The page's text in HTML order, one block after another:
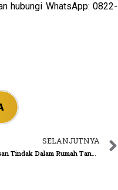
hubungi WhatsApp: 0822-
SELANJUTNYA